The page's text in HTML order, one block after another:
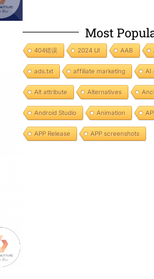
Most
404错误 2024 UI AAB
ads.txt affiliate marketing AI
Alt attribute Alternatives
Android Studio Animation
APP Release APP screenshots